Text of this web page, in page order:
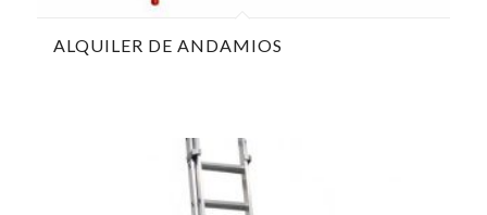
ALQUILER DE ANDAMIOS